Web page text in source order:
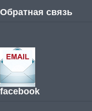
Обратная связь
facebook